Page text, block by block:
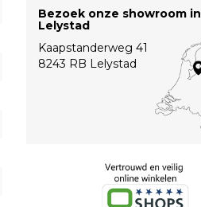
Bezoek onze showroom in
Lelystad
Kaapstanderweg 41
8243 RB Lelystad